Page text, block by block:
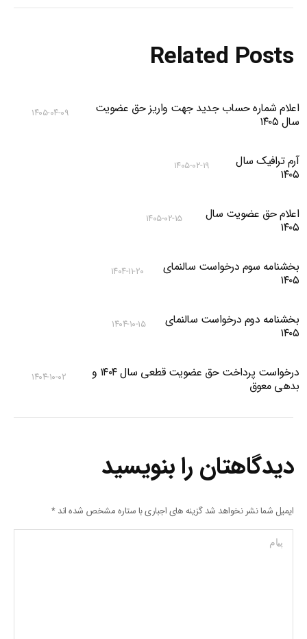
Related Posts
اعلام شماره حساب جدید جهت واریز حق عضویت
سال ۱۴۰۵
۱۴۰۵-۰۴-۰۹
آرم ترافیک سال
۱۴۰۵
۱۴۰۵-۰۲-۱۹
اعلام حق عضویت سال
۱۴۰۵
۱۴۰۵-۰۲-۱۵
بخشنامه سوم درخواست سالنمای
۱۴۰۵
۱۴۰۴-۱۱-۲۰
بخشنامه دوم درخواست سالنمای
۱۴۰۵
۱۴۰۴-۱۰-۱۵
درخواست پرداخت حق عضویت قطعی سال ۱۴۰۴ و
بدهی معوق
۱۴۰۴-۱۰-۰۲
دیدگاهتان را بنویسید
ایمیل شما نشر نخواهد شد گزینه های اجباری با ستاره مشخص شده اند*
پیام